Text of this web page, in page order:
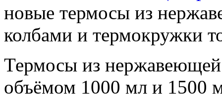
новые термосы из
колбами и термокружки
Термосы из нержавеющей
объёмом 1000 мл и 1500